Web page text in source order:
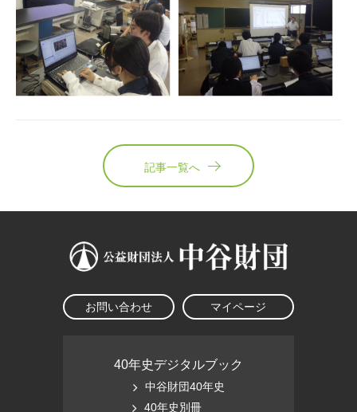
記事一覧へ
お問い合わせ マイページ
40年史デジタルブック
中谷財団40年史
40年史別冊